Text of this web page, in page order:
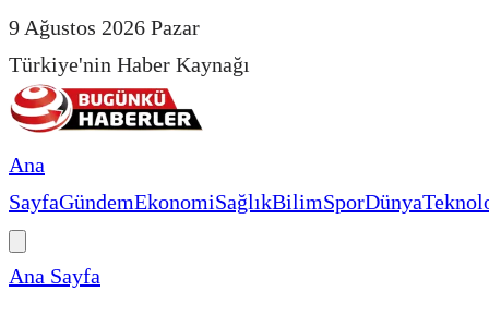
9 Ağustos 2026 Pazar
Türkiye'nin Haber Kaynağı
Ana
SayfaGündemEkonomiSağlıkBilimSporDünya
Ana Sayfa